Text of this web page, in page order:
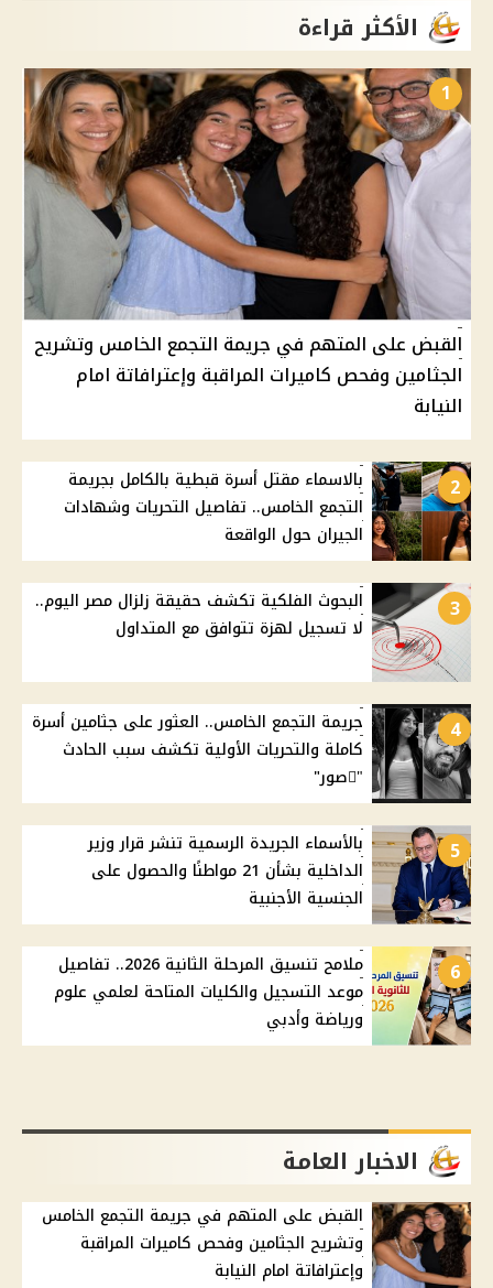
الأكثر قراءة
1
القبض على المتهم في جريمة التجمع الخامس وتشريح
الجثامين وفحص كاميرات المراقبة وإعترافاتة امام
النيابة
2
بالاسماء مقتل أسرة قبطية بالكامل بجريمة
التجمع الخامس.. تفاصيل التحريات وشهادات
الجيران حول الواقعة
3
البحوث الفلكية تكشف حقيقة زلزال مصر اليوم..
لا تسجيل لهزة تتوافق مع المتداول
4
جريمة التجمع الخامس.. العثور على جثامين أسرة
كاملة والتحريات الأولية تكشف سبب الحادث
"ًصور"
5
بالأسماء الجريدة الرسمية تنشر قرار وزير
الداخلية بشأن 21 مواطنًا والحصول على
الجنسية الأجنبية
6
ملامح تنسيق المرحلة الثانية 2026.. تفاصيل
موعد التسجيل والكليات المتاحة لعلمي علوم
ورياضة وأدبي
الاخبار العامة
القبض على المتهم في جريمة التجمع الخامس
وتشريح الجثامين وفحص كاميرات المراقبة
وإعترافاتة امام النيابة